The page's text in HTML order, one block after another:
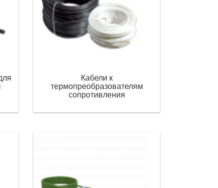
Кабели к
термопреобразователям
сопротивления